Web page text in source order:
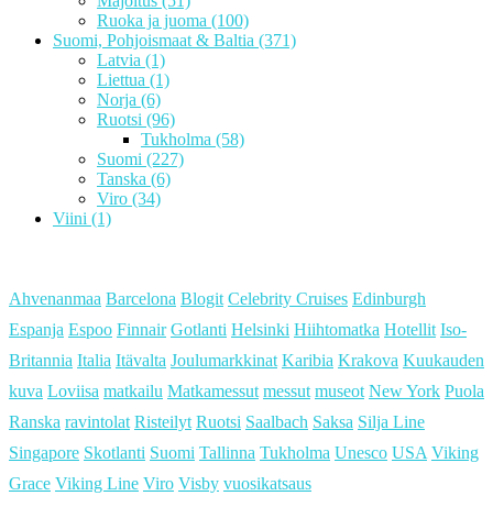
Ruoka ja juoma (100)
Suomi, Pohjoismaat & Baltia (371)
Latvia (1)
Liettua (1)
Norja (6)
Ruotsi (96)
Tukholma (58)
Suomi (227)
Tanska (6)
Viro (34)
Viini (1)
Ahvenanmaa Barcelona Blogit Celebrity Cruises Edinburgh
Espanja Espoo Finnair Gotlanti Helsinki Hiihtomatka Hotellit Iso-
Britannia Italia Itävalta Joulumarkkinat Karibia Krakova Kuukauden
kuva Loviisa matkailu Matkamessut messut museot New York Puola
Ranska ravintolat Risteilyt Ruotsi Saalbach Saksa Silja Line
Singapore Skotlanti Suomi Tallinna Tukholma Unesco USA Viking
Grace Viking Line Viro Visby vuosikatsaus